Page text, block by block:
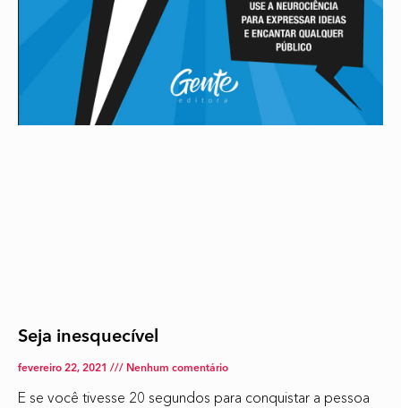
Seja inesquecível
fevereiro 22, 2021 Nenhum comentário
E se você tivesse 20 segundos para conquistar a pessoa